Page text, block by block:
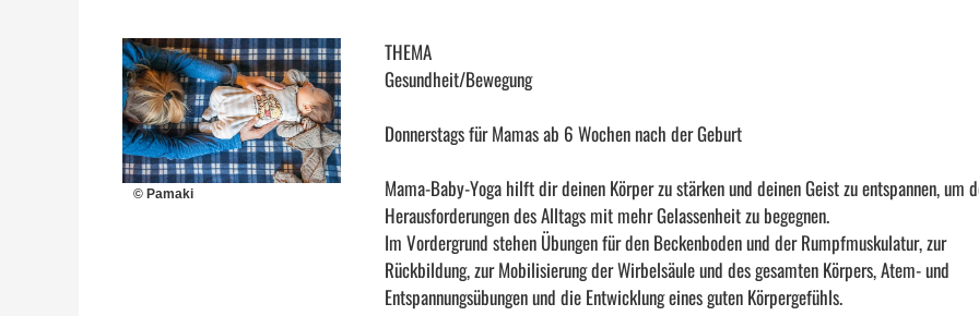
© Pamaki
THEMA
Gesundheit/Bewegung
Donnerstags für Mamas ab 6 Wochen nach der Geburt
Mama-Baby-Yoga hilft dir deinen Körper zu stärken und deinen Geist zu entspannen, um
Herausforderungen des Alltags mit mehr Gelassenheit zu begegnen.
Im Vordergrund stehen Übungen für den Beckenboden und der Rumpfmuskulatur, zur
Rückbildung, zur Mobilisierung der Wirbelsäule und des gesamten Körpers, Atem- und
Entspannungsübungen und die Entwicklung eines guten Körpergefühls.